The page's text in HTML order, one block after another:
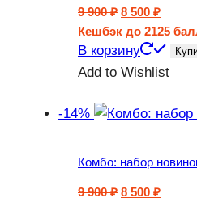
9 900₽
цена
составляла
9
900 ₽.
8 500 ₽
цена:
8
500 ₽.
Кешбэк до 2125
В корзину
Add to Wishlist
-14%
Комбо: набор
9 900₽ 8 500 ₽